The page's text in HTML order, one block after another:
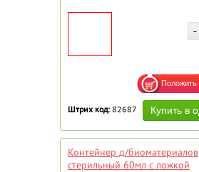
Штрих код: 82687
Контейнер д/биоматериалов
стерильный 60мл с ложкой